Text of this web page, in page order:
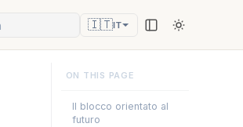
🇮🇹IT
Il blocco orientato al
futuro